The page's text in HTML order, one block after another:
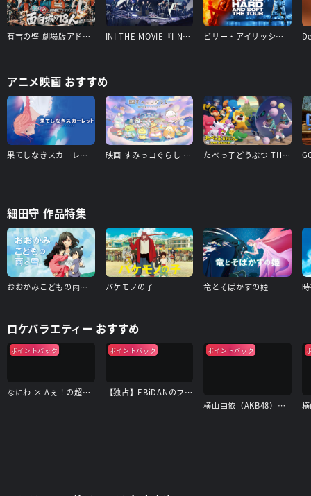
有吉の壁 劇場版アドリブ大河「面白城の18人」 INI THE MOVIE『I Need I』 ビリー・アイリッシュ - Hit Me Hard and Soft: The Tour
アニメ映画 おすすめ
果てしなきスカーレット 映画 すみっコぐらし 空の王国とふたりのコ たべっ子どうぶつ THE MOVIE
細田守 作品特集
おおかみこどもの雨と雪 バケモノの子 竜とそばかすの姫
ロケバラエティー おすすめ
ポイントバック
なにわ × Aぇ！の超合体できるかな？
ポイントバック
【独占】EBiDANのフォトリップ
ポイントバック
横山由依（AKB48）がはんなり巡る 京都 いろどり日記